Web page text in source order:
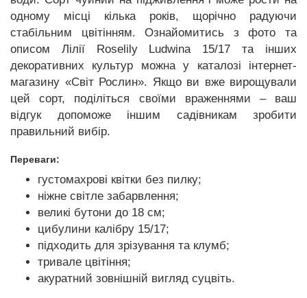
одному місці кілька років, щорічно радуючи
стабільним цвітінням. Ознайомитись з фото та
описом Лілії Roselily Ludwina 15/17 та інших
декоративних культур можна у каталозі інтернет-
магазину «Світ Рослин». Якщо ви вже вирощували
цей сорт, поділіться своїми враженнями – ваш
відгук допоможе іншим садівникам зробити
правильний вибір.
Переваги:
густомахрові квітки без пилку;
ніжне світле забарвлення;
великі бутони до 18 см;
цибулини калібру 15/17;
підходить для зрізування та клумб;
тривале цвітіння;
акуратний зовнішній вигляд суцвіть.